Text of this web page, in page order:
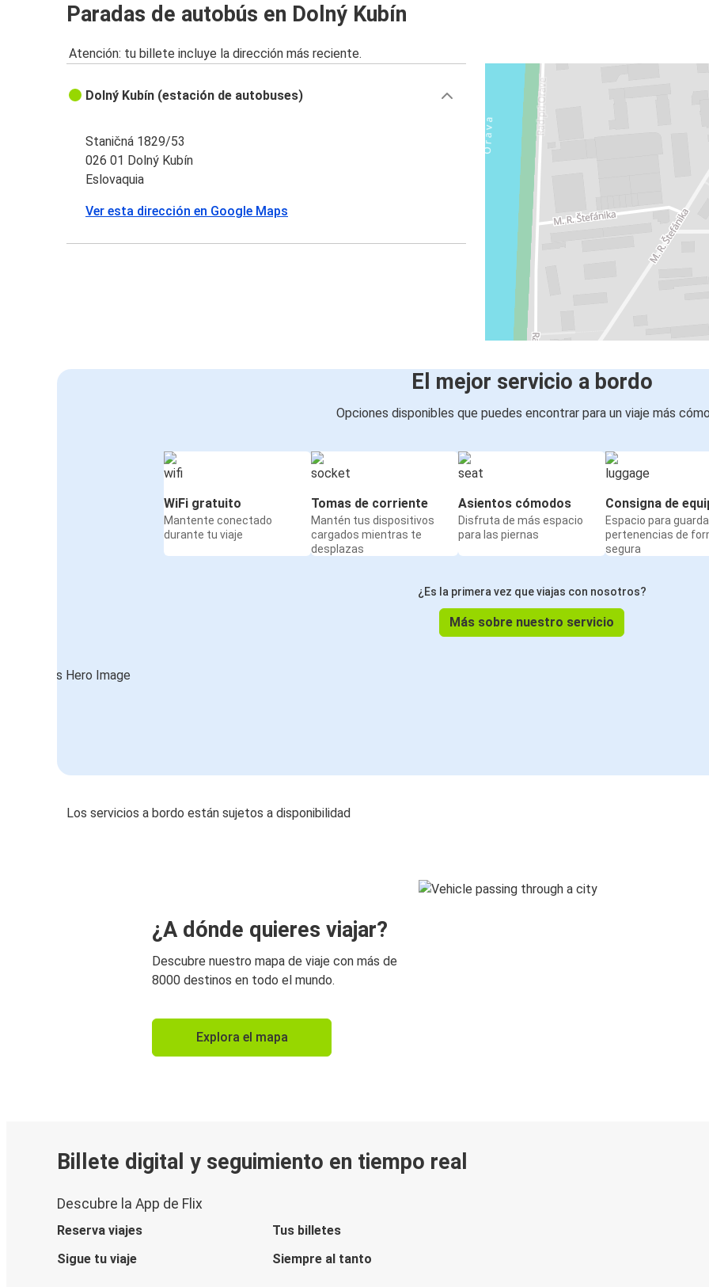
Paradas de autobús en Dolný Kubín
Atención: tu billete incluye la dirección más reciente.
Dolný Kubín (estación de autobuses)
Staničná 1829/53
026 01 Dolný Kubín
Eslovaquia
Ver esta dirección en Google Maps
El mejor servicio a bordo
Opciones disponibles que puedes encontrar para un viaje más
WiFi gratuito
Mantente conectado
durante tu viaje
Tomas de corriente
Mantén tus dispositivos
cargados mientras te
desplazas
Asientos cómodos
Disfruta de más espacio
para las piernas
Consigna de
Espacio para
pertenencias de
segura
¿Es la primera vez que viajas con nosotros?
Más sobre nuestro servicio
Los servicios a bordo están sujetos a disponibilidad
¿A dónde quieres viajar?
Descubre nuestro mapa de viaje con más de
8000 destinos en todo el mundo.
Explora el mapa
Billete digital y seguimiento en tiempo real
Descubre la App de Flix
Reserva viajes
Tus billetes
Sigue tu viaje
Siempre al tanto